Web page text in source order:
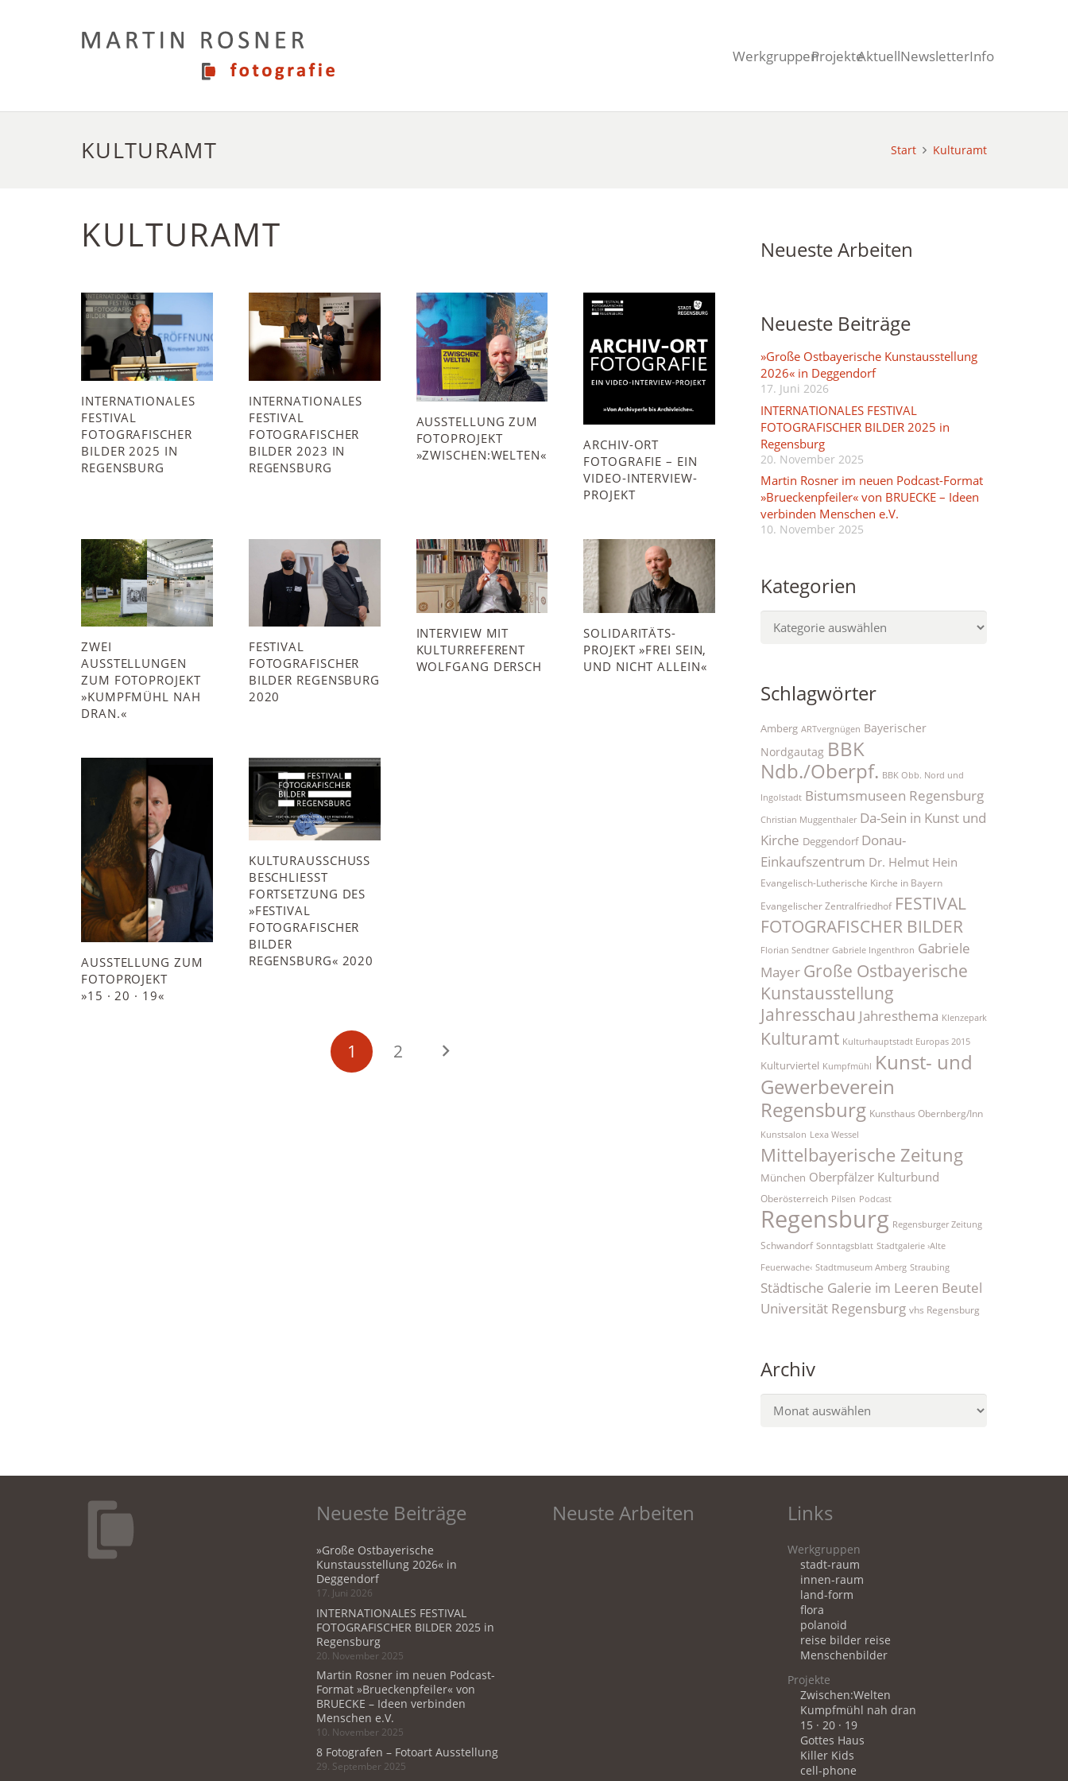
WerkgruppenProjekteAktuellNewsletterInfo
KULTURAMT Start Kulturamt
KULTURAMT
INTERNATIONALES
FESTIVAL
FOTOGRAFISCHER
BILDER 2025 IN
REGENSBURG
INTERNATIONALES
FESTIVAL
FOTOGRAFISCHER
BILDER 2023 IN
REGENSBURG
AUSSTELLUNG ZUM
FOTOPROJEKT
»ZWISCHEN:WELTEN«
ARCHIV-ORT
FOTOGRAFIE – EIN
VIDEO-INTERVIEW-
PROJEKT
ZWEI
AUSSTELLUNGEN
ZUM FOTOPROJEKT
»KUMPFMÜHL NAH
DRAN.«
FESTIVAL
FOTOGRAFISCHER
BILDER REGENSBURG
2020
INTERVIEW MIT
KULTURREFERENT
WOLFGANG DERSCH
SOLIDARITÄTS­
PROJEKT »FREI SEIN,
UND NICHT ALLEIN«
AUSSTELLUNG ZUM
FOTOPROJEKT
»15 · 20 · 19«
KULTURAUSSCHUSS
BESCHLIESST F
ORTSETZUNG DES »
FESTIVAL F
OTOGRAFISCHER B
ILDER R
EGENSBURG« 2020
1 2
Neueste Arbeiten
Neueste Beiträge
»Große Ostbayerische Kunstausstellung
2026« in Deggendorf
17. Juni 2026
INTERNATIONALES FESTIVAL
FOTOGRAFISCHER BILDER 2025 in
Regensburg
20. November 2025
Martin Rosner im neuen Podcast-Format
»Brueckenpfeiler« von BRUECKE – Ideen
verbinden Menschen e.V.
10. November 2025
Kategorien
Kategorien
Schlagwörter
Amberg ARTvergnügen Bayerischer
Nordgautag BBK
Ndb./Oberpf. BBK Obb. Nord und
Ingolstadt Bistumsmuseen Regensburg
Christian Muggenthaler Da-Sein in Kunst und
Kirche Deggendorf Donau-
Einkaufszentrum Dr. Helmut Hein
Evangelisch-Lutherische Kirche in Bayern
Evangelischer Zentralfriedhof FESTIVAL
FOTOGRAFISCHER BILDER
Florian Sendtner Gabriele Ingenthron Gabriele
Mayer Große Ostbayerische
Kunstausstellung
Jahresschau Jahresthema Klenzepark
Kulturamt Kulturhauptstadt Europas 2015
Kulturviertel Kumpfmühl Kunst- und
Gewerbeverein
Regensburg Kunsthaus Obernberg/Inn
Kunstsalon Lexa Wessel
Mittelbayerische Zeitung
München Oberpfälzer Kulturbund
Oberösterreich Pilsen Podcast
Regensburg Regensburger Zeitung
Schwandorf Sonntagsblatt Stadtgalerie ›Alte
Feuerwache‹ Stadtmuseum Amberg Straubing
Städtische Galerie im Leeren Beutel
Universität Regensburg vhs Regensburg
Archiv
Archiv
Neueste Beiträge
»Große Ostbayerische
Kunstausstellung 2026« in
Deggendorf
17. Juni 2026
INTERNATIONALES FESTIVAL
FOTOGRAFISCHER BILDER 2025 in
Regensburg
20. November 2025
Martin Rosner im neuen Podcast-
Format »Brueckenpfeiler« von
BRUECKE – Ideen verbinden
Menschen e.V.
10. November 2025
8 Fotografen – Fotoart Ausstellung
29. September 2025
Neuste Arbeiten Links
Werkgruppen
stadt-raum
innen-raum
land-form
flora
polanoid
reise bilder reise
Menschenbilder
Projekte
Zwischen:Welten
Kumpfmühl nah dran
15 · 20 · 19
Gottes Haus
Killer Kids
cell-phone